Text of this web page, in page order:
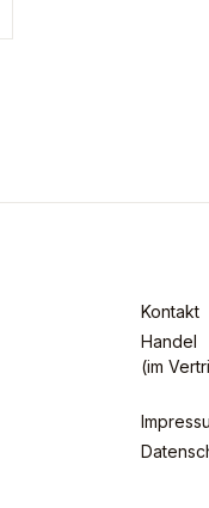
Kontakt
Handel
(im